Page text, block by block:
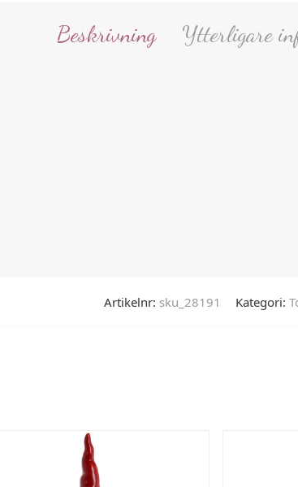
Beskrivning Ytterligare
Artikelnr: sku_28191 Kategori: